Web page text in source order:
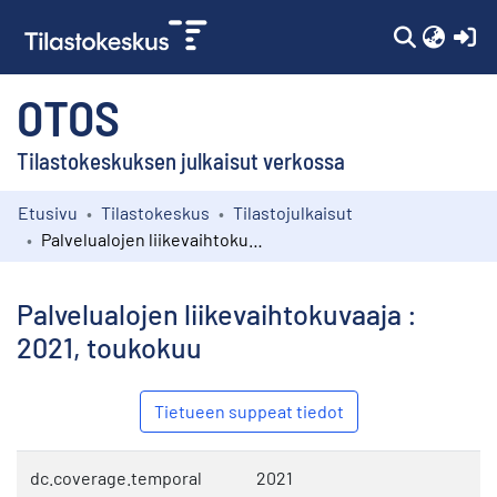
OTOS
Tilastokeskuksen julkaisut verkossa
Kokoelmat
Etusivu Tilastokeskus
Tilastojulkaisut
Palvelualojen liikevaihtokuvaaja :
2021, toukokuu
Tietueen suppeat tiedot
dc.coverage.temporal 2021